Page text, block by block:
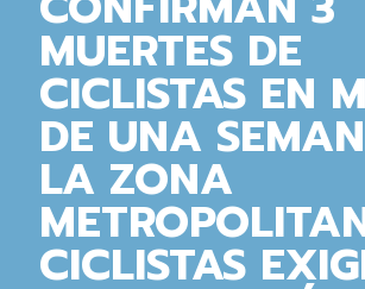
MUERTES DE
CICLISTAS EN
DE UNA
LA ZONA
CICLISTAS